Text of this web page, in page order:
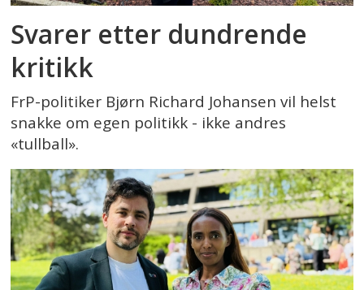
Svarer etter dundrende
kritikk
FrP-politiker Bjørn Richard Johansen vil helst
snakke om egen politikk - ikke andres
«tullball».